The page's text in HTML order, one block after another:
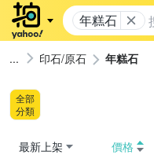
年糕石
印石/原石 年糕石
全部
分類
最新上架 價格